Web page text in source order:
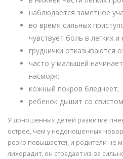
наблюдается заметное
во время сильных
чувствует боль в легких и
груднички отказываются
часто у малышей
насморк;
кожный покров бледнеет;
ребенок дышит со
У доношенных детей развитие
острее, чем у недоношенных
резко повышается, и родители не
лихорадит, он страдает из-за